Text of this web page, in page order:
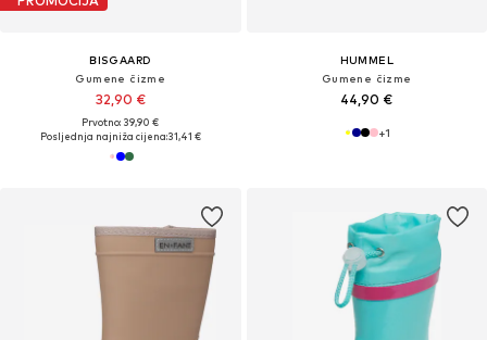
BISGAARD
Gumene čizme
32,90 €
Prvotno: 39,90 €
Posljednja najniža cijena:31,41 €
HUMMEL
Gumene čizme
44,90 €
+1